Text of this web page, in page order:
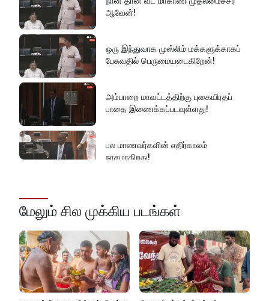
அதிகரிக்கின்றது!
செம்மறி என்று கூறுவது பிழை!
ஆவேன்!
ஒரு இந்துவாக முஸ்லிம் மக்களுக்காகப்
பேசுவதில் பெருமையடைகிறேன்!
அம்பாறை மாவட்டத்திற்கு புகையிரதப்
பாதை இணைக்கப்படவுள்ளது!
பல மாணவர்களின் எதிர்காலம்
நாசமாகிறது!
தீண்டாமையாகும்!
தமிழர் பகுதிகளில் ஏன் இவ்வாறு
நடக்கிறது?
மேலும் சில முக்கிய படங்கள்